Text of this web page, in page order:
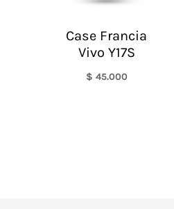
Case Francia
Vivo Y17S
$ 45.000